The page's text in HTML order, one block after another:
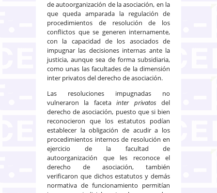
de autoorganización de la asociación, en la
que queda amparada la regulación de
procedimientos de resolución de los
conflictos que se generen internamente,
con la capacidad de los asociados de
impugnar las decisiones internas ante la
justicia, aunque sea de forma subsidiaria,
como unas las facultades de la dimensión
inter privatos del derecho de asociación.
Las resoluciones impugnadas no
vulneraron la facetainter privatosdel
derecho de asociación, puesto que si bien
reconocieron que los estatutos podían
establecer la obligación de acudir a los
procedimientos internos de resolución en
ejercicio de la facultad de
autoorganización que les reconoce el
derecho de asociación, también
verificaron que dichos estatutos y demás
normativa de funcionamiento permitían